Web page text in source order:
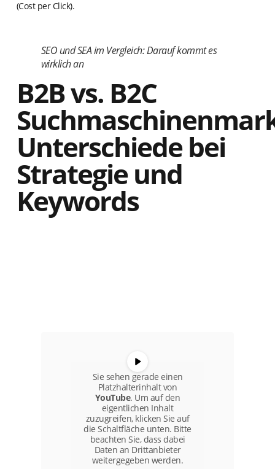
(Cost per Click).
SEO und SEA im Vergleich: Darauf kommt es
wirklich an
B2B vs. B2C
Unterschiede bei
Strategie und
Keywords
Sie sehen gerade einen
Platzhalterinhalt von
YouTube. Um auf den
eigentlichen Inhalt
zuzugreifen, klicken Sie auf
die Schaltfläche unten. Bitte
beachten Sie, dass dabei
Daten an Drittanbieter
weitergegeben werden.